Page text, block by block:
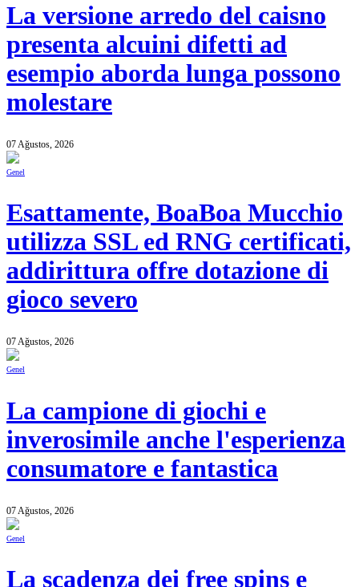
La versione arredo del caisno
presenta alcuini difetti ad
esempio aborda lunga possono
molestare
07 Ağustos, 2026
Genel
Esattamente, BoaBoa Mucchio
utilizza SSL ed RNG certificati,
addirittura offre dotazione di
gioco severo
07 Ağustos, 2026
Genel
La campione di giochi e
inverosimile anche l'esperienza
consumatore e fantastica
07 Ağustos, 2026
Genel
La scadenza dei free spins e